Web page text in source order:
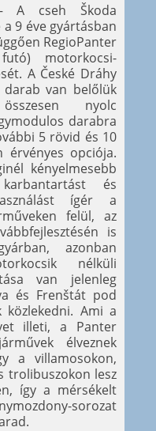
cseh Škoda
9 éve gyártásban
RegioPanter
motorkocsi-
A České Dráhy
darab van belőlük
nyolc
darabra
5 rövid és 10
érvényes opciója.
kényelmesebb
és
ígér a
felül, az
is
azonban
nélküli
van jelenleg
és Frenštát pod
közlekedni. Ami a
illeti, a Panter
élveznek
a villamosokon,
trolibuszokon lesz
így a mérsékelt
sorozat